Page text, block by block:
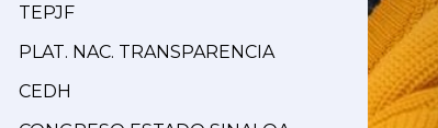
TEPJF
PLAT. NAC. TRANSPARENCIA
CEDH